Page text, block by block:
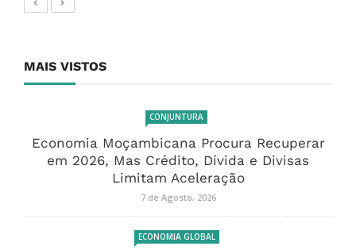
MAIS VISTOS
CONJUNTURA
Economia Moçambicana Procura Recuperar
em 2026, Mas Crédito, Dívida e Divisas
Limitam Aceleração
7 de Agosto, 2026
ECONOMIA GLOBAL